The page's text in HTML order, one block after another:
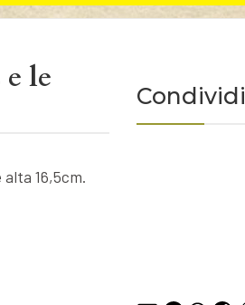
le
16,5cm.
Condividi